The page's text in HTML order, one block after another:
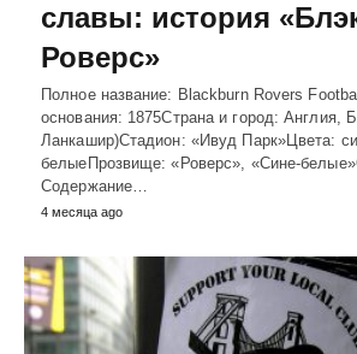
славы: история
Роверс»
Полное название: Blackburn Rovers
основания: 1875Страна и город: Англия,
Ланкашир)Стадион: «Ивуд Парк»Цвета:
белыеПрозвище: «Роверс», «Сине-
Содержание…
4 месяца ago